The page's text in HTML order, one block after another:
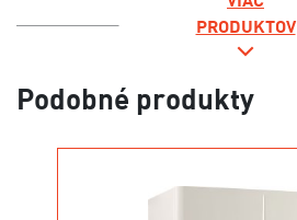
PRODUKTOV
Podobné produkty